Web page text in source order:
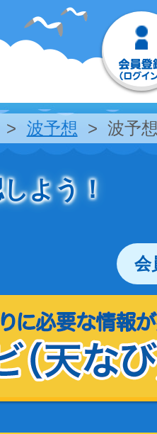
波予想 波予
よう！
会